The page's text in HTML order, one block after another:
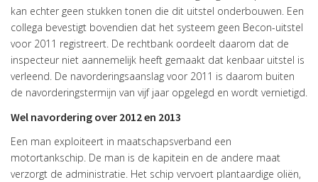
kan echter geen stukken tonen die dit uitstel onderbouwen. Een
collega bevestigt bovendien dat het systeem geen Becon-uitstel
voor 2011 registreert. De rechtbank oordeelt daarom dat de
inspecteur niet aannemelijk heeft gemaakt dat kenbaar uitstel is
verleend. De navorderingsaanslag voor 2011 is daarom buiten
de navorderingstermijn van vijf jaar opgelegd en wordt vernietigd.
Wel navordering over 2012 en 2013
Een man exploiteert in maatschapsverband een
motortankschip. De man is de kapitein en de andere maat
verzorgt de administratie. Het schip vervoert plantaardige oliën,